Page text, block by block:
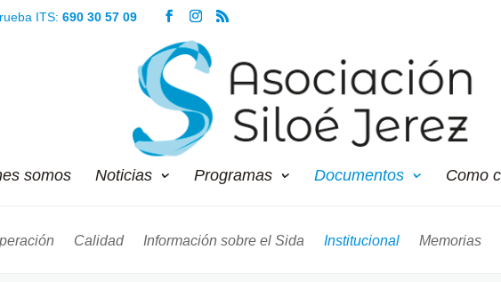
ITS:690 30 57 09
somos Noticias Programas Documentos Como
Calidad Información sobre el Sida Institucional Memorias